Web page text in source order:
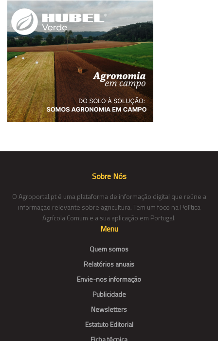
Sobre Nós
O Agroportal.pt é uma plataforma de informação digital que reúne a
informação relevante sobre agricultura. Tem um foco na Política
Agrícola Comum e a sua aplicação em Portugal.
Menu
Quem somos
Relatórios anuais
Envie-nos informação
Publicidade
Newsletters
Estatuto Editorial